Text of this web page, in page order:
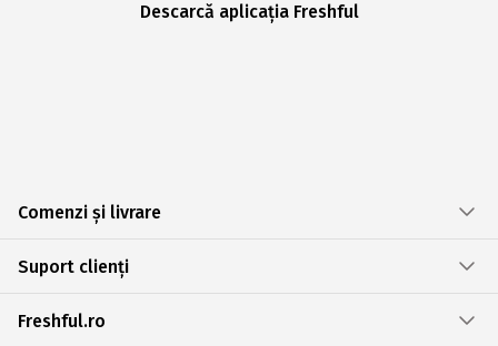
Descarcă aplicația Freshful
Comenzi și livrare
Suport clienți
Freshful.ro